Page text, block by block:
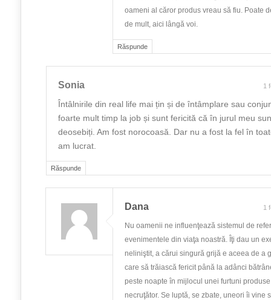
Răspunde
oameni al căror produs vreau să fiu. Poate
de mult, aici lângă voi.
Răspunde
Sonia 1
Întâlnirile din real life mai țin și de întâmplare sau
foarte mult timp la job și sunt fericită că în jurul meu
deosebiți. Am fost norocoasă. Dar nu a fost la fel în
am lucrat.
Dana 1
Nu oamenii ne influenţează sistemul de
evenimentele din viaţa noastră. Îţi dau un
neliniştit, a cărui singură grijă e aceea de a
care să trăiască fericit până la adânci
peste noapte în mijlocul unei furtuni
necruţător. Se luptă, se zbate, uneori îi vine